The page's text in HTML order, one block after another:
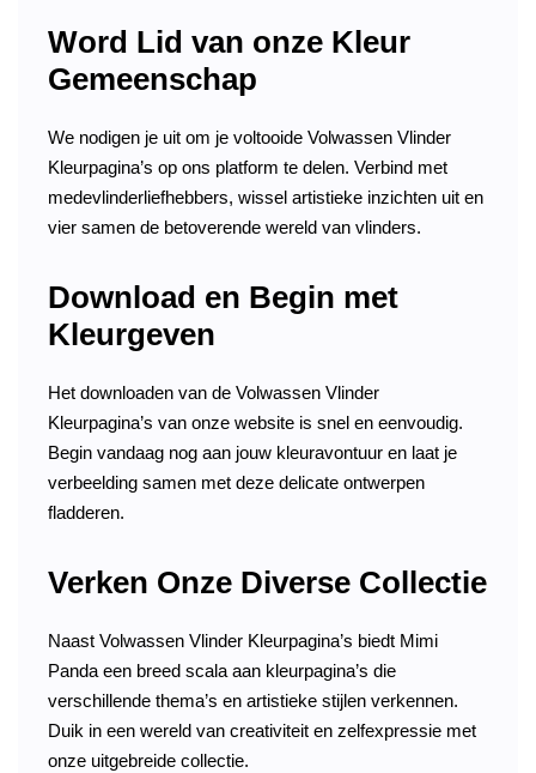
Word Lid van onze Kleur
Gemeenschap
We nodigen je uit om je voltooide Volwassen Vlinder
Kleurpagina’s op ons platform te delen. Verbind met
medevlinderliefhebbers, wissel artistieke inzichten uit en
vier samen de betoverende wereld van vlinders.
Download en Begin met
Kleurgeven
Het downloaden van de Volwassen Vlinder
Kleurpagina’s van onze website is snel en eenvoudig.
Begin vandaag nog aan jouw kleuravontuur en laat je
verbeelding samen met deze delicate ontwerpen
fladderen.
Verken Onze Diverse Collectie
Naast Volwassen Vlinder Kleurpagina’s biedt Mimi
Panda een breed scala aan kleurpagina’s die
verschillende thema’s en artistieke stijlen verkennen.
Duik in een wereld van creativiteit en zelfexpressie met
onze uitgebreide collectie.